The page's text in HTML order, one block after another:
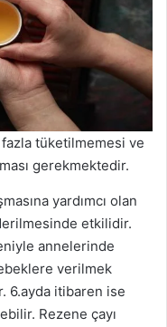
tüketilmemesi ve
gerekmektedir.
yardımcı olan
etkilidir.
annelerinde
verilmek
6.ayda itibaren ise
Rezene çayı